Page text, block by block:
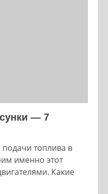
— 7
топлива в
именно этот
Какие